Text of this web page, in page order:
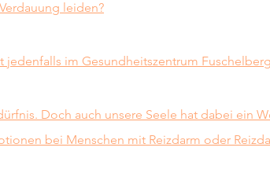
leiden?
jedenfalls im Gesundheitszentrum
Doch auch unsere Seele hat dabei ein
bei Menschen mit Reizdarm oder